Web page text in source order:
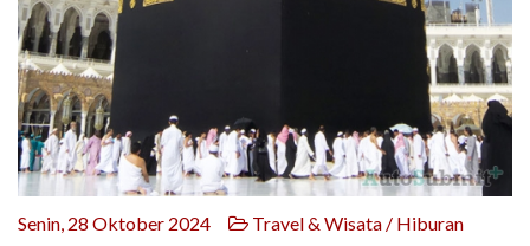
Senin, 28 Oktober 2024 Travel & Wisata / Hiburan